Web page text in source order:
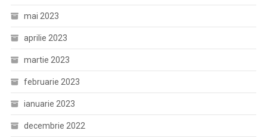
mai 2023
aprilie 2023
martie 2023
februarie 2023
ianuarie 2023
decembrie 2022